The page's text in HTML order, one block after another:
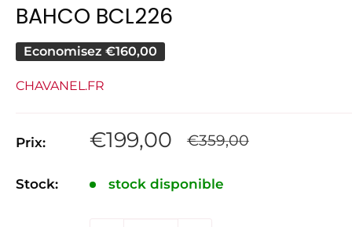
BAHCO BCL226
Economisez €160,00
CHAVANEL.FR
Prix:
Prix
€199,00
Prix
€359,00
Stock: stock disponible